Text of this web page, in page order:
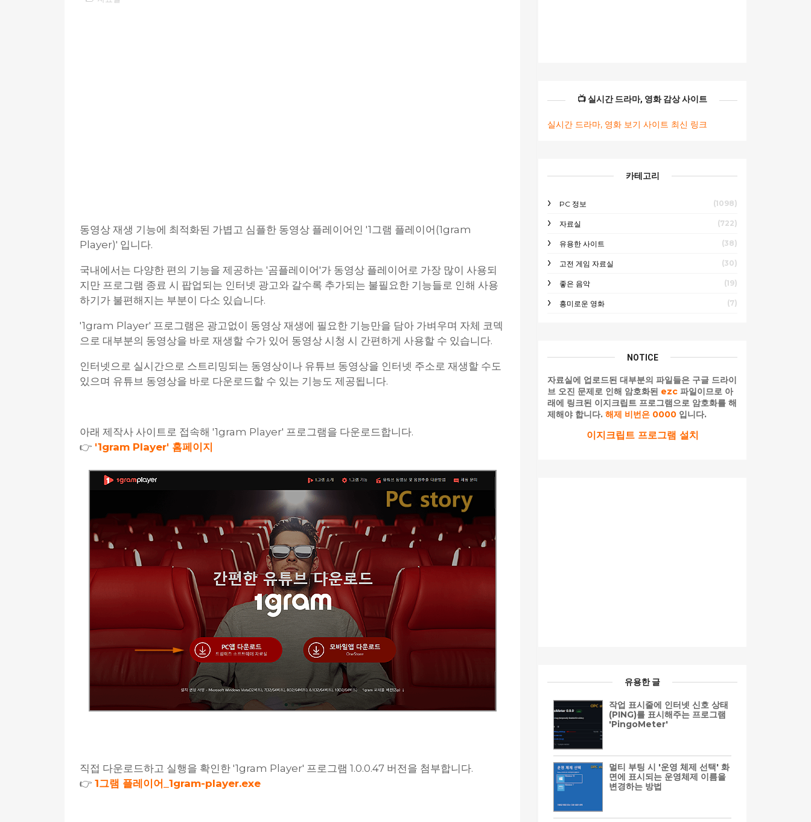
동영상 재생 기능에 최적화된 가볍고 심플한 동영상 플레이어인 '1그램 플레이어(1gram
Player)' 입니다.
국내에서는 다양한 편의 기능을 제공하는 '곰플레이어'가 동영상 플레이어로 가장 많이 사용되
지만 프로그램 종료 시 팝업되는 인터넷 광고와 갈수록 추가되는 불필요한 기능들로 인해 사용
하기가 불편해지는 부분이 다소 있습니다.
'1gram Player' 프로그램은 광고없이 동영상 재생에 필요한 기능만을 담아 가벼우며 자체 코덱
으로 대부분의 동영상을 바로 재생할 수가 있어 동영상 시청 시 간편하게 사용할 수 있습니다.
인터넷으로 실시간으로 스트리밍되는 동영상이나 유튜브 동영상을 인터넷 주소로 재생할 수도
있으며 유튜브 동영상을 바로 다운로드할 수 있는 기능도 제공됩니다.
아래 제작사 사이트로 접속해 '1gram Player' 프로그램을 다운로드합니다.
👉 '1gram Player' 홈페이지
직접 다운로드하고 실행을 확인한 '1gram Player' 프로그램 1.0.0.47 버전을 첨부합니다.
👉 1그램 플레이어_1gram-player.exe
📺 실시간 드라마, 영화 감상 사이트
실시간 드라마, 영화 보기 사이트 최신 링크
카테고리
PC 정보 (1098)
자료실 (722)
유용한 사이트 (38)
고전 게임 자료실 (30)
좋은 음악 (19)
흥미로운 영화 (7)
NOTICE
자료실에 업로드된 대부분의 파일들은 구글 드라이
브 오진 문제로 인해 암호화된 ezc 파일이므로 아
래에 링크된 이지크립트 프로그램으로 암호화를 해
제해야 합니다. 해제 비번은 0000 입니다.
이지크립트 프로그램 설치
유용한 글
작업 표시줄에 인터넷 신호 상태
(PING)를 표시해주는 프로그램
'PingoMeter'
멀티 부팅 시 '운영 체제 선택' 화
면에 표시되는 운영체제 이름을
변경하는 방법